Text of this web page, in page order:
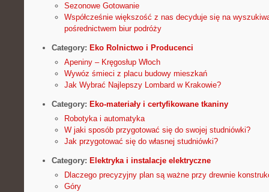
Sezonowe Gotowanie
Współcześnie większość z nas decyduje się na
pośrednictwem biur podróży
Category: Eko Rolnictwo i Producenci
Apeniny – Kręgosłup Włoch
Wywóz śmieci z placu budowy mieszkań
Jak Wybrać Najlepszy Lombard w Krakowie?
Category: Eko-materiały i certyfikowane tkaniny
Robotyka i automatyka
W jaki sposób przygotować się do swojej studniówki?
Jak przygotować się do własnej studniówki?
Category: Elektryka i instalacje elektryczne
Dlaczego precyzyjny plan są ważne przy drewnie
Góry